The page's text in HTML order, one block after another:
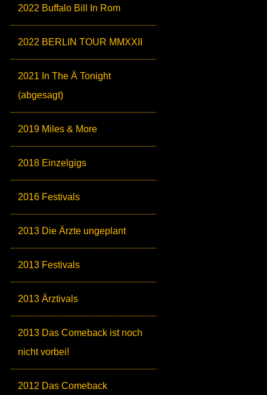
2022 Buffalo Bill In Rom
2022 BERLIN TOUR MMXXII
2021 In The Ä Tonight
(abgesagt)
2019 Miles & More
2018 Einzelgigs
2016 Festivals
2013 Die Ärzte ungeplant
2013 Festivals
2013 Ärztivals
2013 Das Comeback ist noch
nicht vorbei!
2012 Das Comeback